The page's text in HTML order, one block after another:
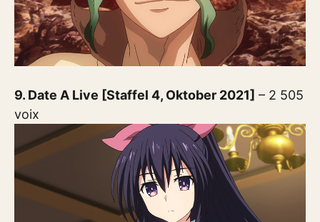
9. Date A Live [Staffel 4, Oktober 2021] – 2 505
voix